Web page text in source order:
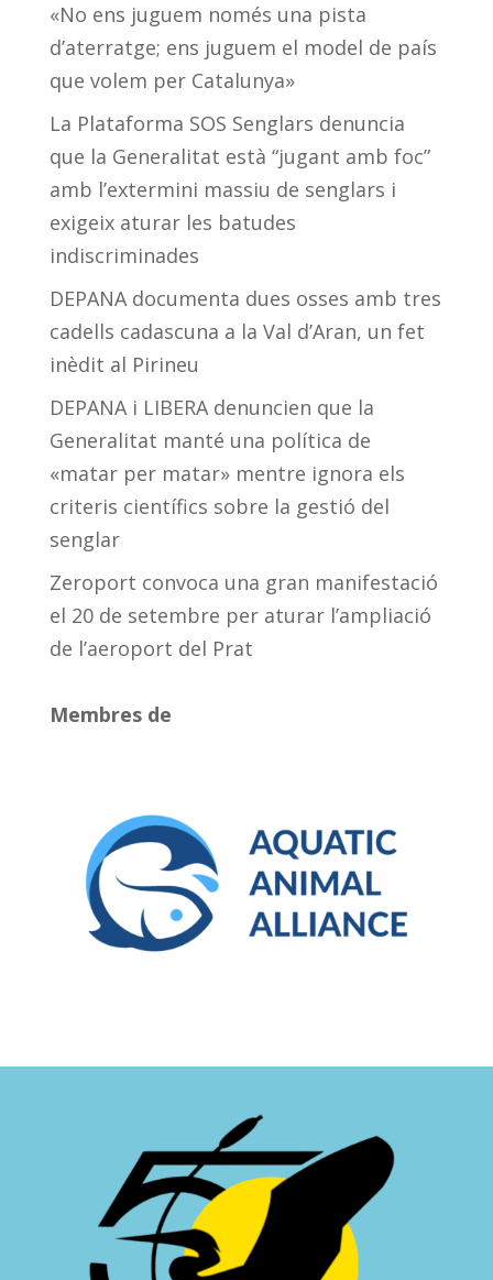
«No ens juguem només una pista
d’aterratge; ens juguem el model de país
que volem per Catalunya»
La Plataforma SOS Senglars denuncia
que la Generalitat està “jugant amb foc”
amb l’extermini massiu de senglars i
exigeix aturar les batudes
indiscriminades
DEPANA documenta dues osses amb tres
cadells cadascuna a la Val d’Aran, un fet
inèdit al Pirineu
DEPANA i LIBERA denuncien que la
Generalitat manté una política de
«matar per matar» mentre ignora els
criteris científics sobre la gestió del
senglar
Zeroport convoca una gran manifestació
el 20 de setembre per aturar l’ampliació
de l’aeroport del Prat
Membres de